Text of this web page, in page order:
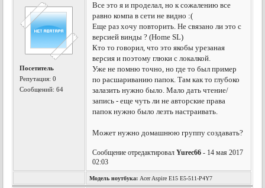
Посетитель
Репутация:0
Сообщений: 64
Все это я и проделал, но к сожалению все
равно компа в сети не видно :(
Еще раз хочу повторить. Не связано ли это с
версией винды ? (Home SL)
Кто то говорил, что это якобы урезаная
версия и поэтому глюки с локалкой.
Уже не помню точно, но где то был пример
по расшариванию папок. Там как то глубоко
залазить нужно было. Мало дать чтение/
запись - еще чуть ли не авторские права
папок нужно было лезть настраивать.
Может нужно домашнюю группу создавать?
Сообщение отредактировалYurec66 - 14 мая 2017
02:03
Модель ноутбука: Acer Aspire E15 E5-511-P4Y7